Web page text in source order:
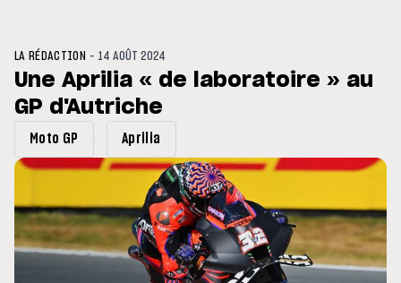
du GP de Grande-
LA RÉDACTION - 14 AOÛT 2024
Une Aprilia « de laboratoire » au
GP d'Autriche
Moto GP Aprilia